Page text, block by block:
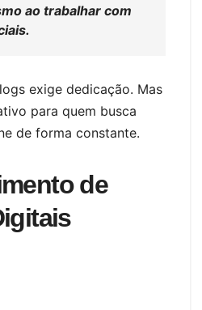
ao trabalhar com
exige dedicação. Mas
para quem busca
de forma constante.
de